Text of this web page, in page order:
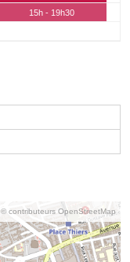
15h - 19h30
© contributeurs OpenStreetMap